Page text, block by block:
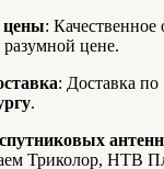
цены: Качественное
цене.
: Доставка по
.
антенн
Триколор, НТВ